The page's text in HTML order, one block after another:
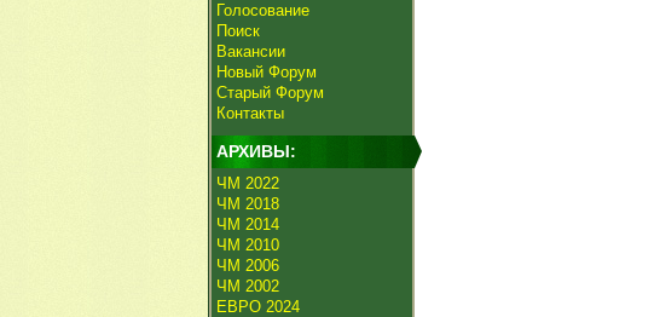
Голосование
Поиск
Вакансии
Новый Форум
Старый Форум
Контакты
АРХИВЫ:
ЧМ 2022
ЧМ 2018
ЧМ 2014
ЧМ 2010
ЧМ 2006
ЧМ 2002
ЕВРО 2024